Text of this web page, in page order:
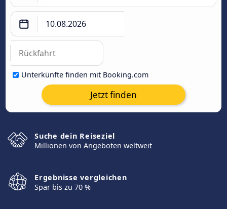
Unterkünfte finden mit Booking.com
Jetzt finden
Suche dein Reiseziel
Millionen von Angeboten weltweit
Ergebnisse vergleichen
Spar bis zu 70 %